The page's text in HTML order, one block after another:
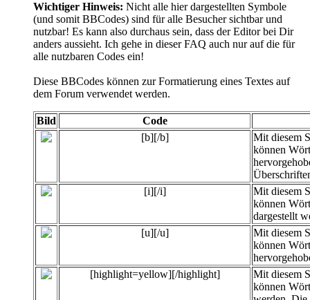
Wichtiger Hinweis: Nicht alle hier dargestellten Symbole
(und somit BBCodes) sind für alle Besucher sichtbar und
nutzbar! Es kann also durchaus sein, dass der Editor bei Dir
anders aussieht. Ich gehe in dieser FAQ auch nur auf die für
alle nutzbaren Codes ein!
Diese BBCodes können zur Formatierung eines Textes auf
dem Forum verwendet werden.
Bild
Code
[b][/b]
Mit diesem
können
[i][/i]
Mit diesem
können
dargestellt
[u][/u]
Mit diesem
können
[highlight=yellow][/highlight]
Mit diesem
können